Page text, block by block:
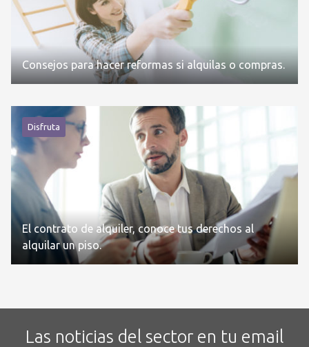
Consejos para hacer reformas si alquilas o compras.
Disfruta
El contrato de alquiler, conoce tus derechos al
alquilar un piso.
Las noticias del sector en tu email